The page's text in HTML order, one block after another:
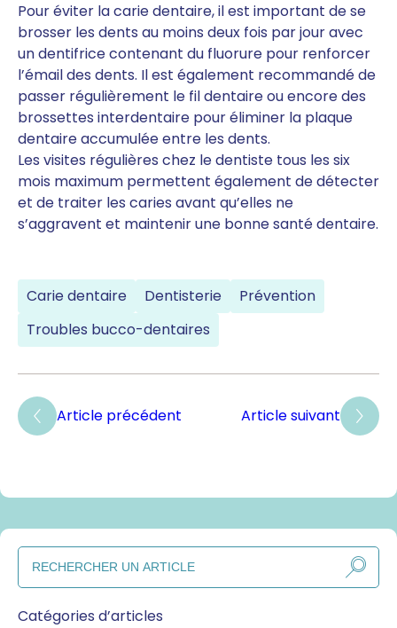
Pour éviter la carie dentaire, il est important de se
brosser les dents au moins deux fois par jour avec
un dentifrice contenant du fluorure pour renforcer
l’émail des dents. Il est également recommandé de
passer régulièrement le fil dentaire ou encore des
brossettes interdentaire pour éliminer la plaque
dentaire accumulée entre les dents.
Les visites régulières chez le dentiste tous les six
mois maximum permettent également de détecter
et de traiter les caries avant qu’elles ne
s’aggravent et maintenir une bonne santé dentaire.
Carie dentaire Dentisterie
Prévention
Troubles bucco-dentaires
Article précédent Article suivant
Catégories d’articles